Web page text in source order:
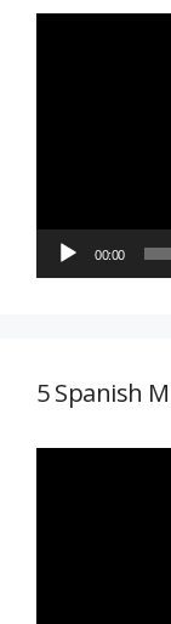
00:00
5 Spanish